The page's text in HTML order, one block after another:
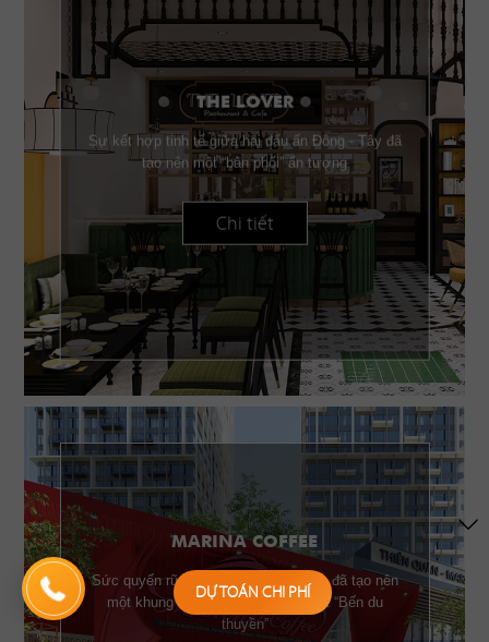
THE LOVER
Sự kết hợp tinh tế giữa hai dấu ấn Đông - Tây đã
tạo nên một “bản phối” ấn tượng
Chi tiết
MARINA COFFEE
Sức quyến rũ của những chiếc buồm đã tạo nên
một khung cảnh đặc trưng của một “Bến du
thuyền”
DỰ TOÁN CHI PHÍ